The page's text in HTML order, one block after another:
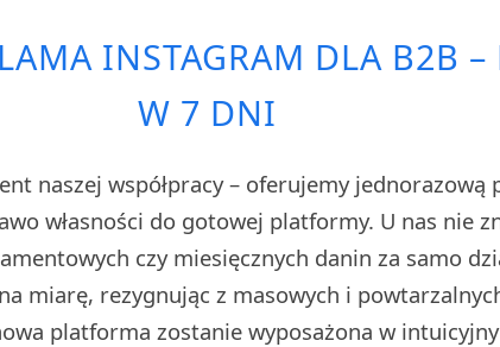
INSTAGRAM DLA B2B –
W 7 DNI
naszej współpracy – oferujemy jednorazową
własności do gotowej platformy. U nas nie
czy miesięcznych danin za samo
miarę, rezygnując z masowych i
platforma zostanie wyposażona w